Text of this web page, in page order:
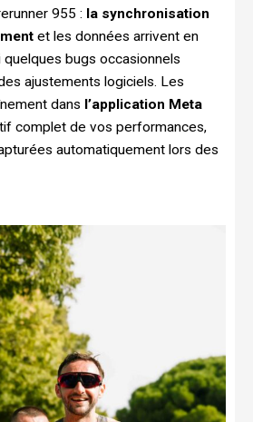
955 : la synchronisation
et les données arrivent en
bugs occasionnels
ajustements logiciels. Les
dans l’application Meta
complet de vos performances,
automatiquement lors des